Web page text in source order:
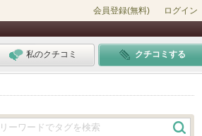
会員登録(無料) ログイン
私のクチコミ クチコミする